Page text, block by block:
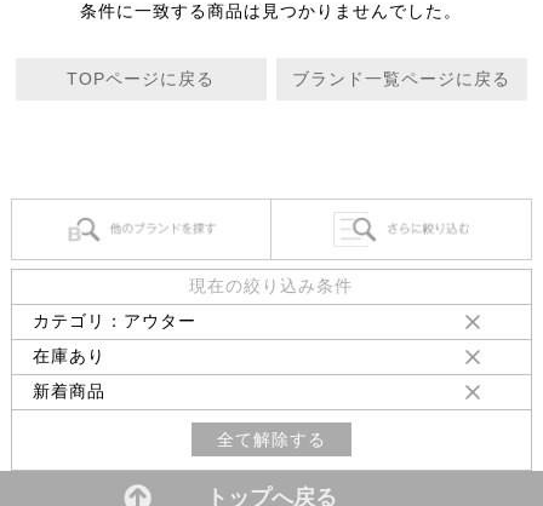
条件に一致する商品は見つかりませんでした。
TOPページに戻る ブランド一覧ページに戻る
現在の絞り込み条件
カテゴリ：アウター
在庫あり
新着商品
全て解除する
トップへ戻る